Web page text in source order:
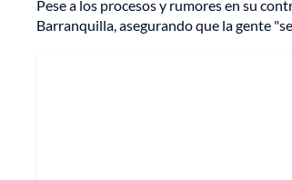
Pese a los procesos y rumores en su
Barranquilla, asegurando que la gente